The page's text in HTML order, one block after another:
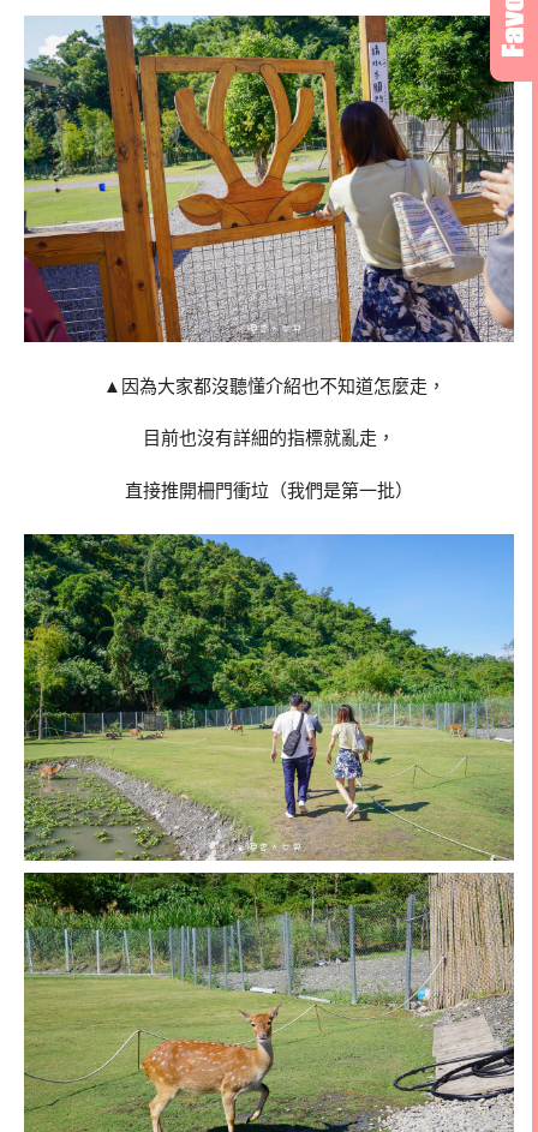
▲因為大家都沒聽懂介紹也不知道怎麼走，
目前也沒有詳細的指標就亂走，
直接推開柵門衝垃（我們是第一批）